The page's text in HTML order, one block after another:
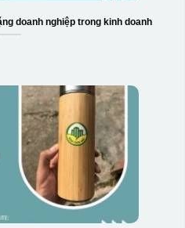
doanh nghiệp trong kinh doanh